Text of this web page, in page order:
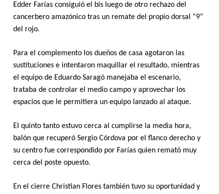
Edder Farías consiguió el bis luego de otro rechazo del
cancerbero amazónico tras un remate del propio dorsal “9”
del rojo.
Para el complemento los dueños de casa agotaron las
sustituciones e intentaron maquillar el resultado, mientras
el equipo de Eduardo Saragó manejaba el escenario,
trataba de controlar el medio campo y aprovechar los
espacios que le permitiera un equipo lanzado al ataque.
El quinto tanto estuvo cerca al cumplirse la media hora,
balón que recuperó Sergio Córdova por el flanco derecho y
su centro fue correspondido por Farías quien remató muy
cerca del poste opuesto.
En el cierre Christian Flores también tuvo su oportunidad y